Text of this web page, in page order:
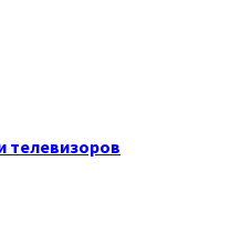
телевизоров